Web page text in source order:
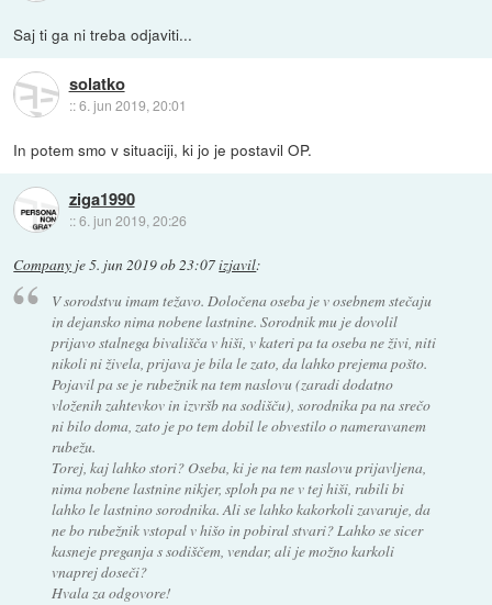
Saj ti ga ni treba odjaviti...
solatko
::6. jun 2019, 20:01
In potem smo v situaciji, ki jo je postavil OP.
ziga1990
::6. jun 2019, 20:26
Company je5. jun 2019 ob 23:07izjavil:
V sorodstvu imam težavo. Določena oseba je v osebnem stečaju
in dejansko nima nobene lastnine. Sorodnik mu je dovolil
prijavo stalnega bivališča v hiši, v kateri pa ta oseba ne živi, niti
nikoli ni živela, prijava je bila le zato, da lahko prejema pošto.
Pojavil pa se je rubežnik na tem naslovu (zaradi dodatno
vloženih zahtevkov in izvršb na sodišču), sorodnika pa na srečo
ni bilo doma, zato je po tem dobil le obvestilo o nameravanem
rubežu.
Torej, kaj lahko stori? Oseba, ki je na tem naslovu prijavljena,
nima nobene lastnine nikjer, sploh pa ne v tej hiši, rubili bi
lahko le lastnino sorodnika. Ali se lahko kakorkoli zavaruje, da
ne bo rubežnik vstopal v hišo in pobiral stvari? Lahko se sicer
kasneje preganja s sodiščem, vendar, ali je možno karkoli
vnaprej doseči?
Hvala za odgovore!